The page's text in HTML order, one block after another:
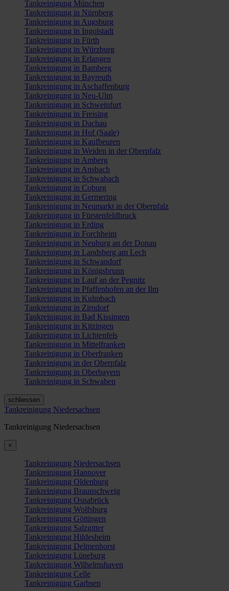
Tankreinigung München
Tankreinigung in Nürnberg
Tankreinigung in Augsburg
Tankreinigung in Ingolstadt
Tankreinigung in Fürth
Tankreinigung in Würzburg
Tankreinigung in Erlangen
Tankreinigung in Bamberg
Tankreinigung in Bayreuth
Tankreinigung in Aschaffenburg
Tankreinigung in Neu-Ulm
Tankreinigung in Schweinfurt
Tankreinigung in Freising
Tankreinigung in Dachau
Tankreinigung in Hof (Saale)
Tankreinigung in Kaufbeuren
Tankreinigung in Weiden in der Oberpfalz
Tankreinigung in Amberg
Tankreinigung in Ansbach
Tankreinigung in Schwabach
Tankreinigung in Coburg
Tankreinigung in Germering
Tankreinigung in Neumarkt in der Oberpfalz
Tankreinigung in Fürstenfeldbruck
Tankreinigung in Erding
Tankreinigung in Forchheim
Tankreinigung in Neuburg an der Donau
Tankreinigung in Landsberg am Lech
Tankreinigung in Schwandorf
Tankreinigung in Königsbrunn
Tankreinigung in Lauf an der Pegnitz
Tankreinigung in Pfaffenhofen an der Ilm
Tankreinigung in Kulmbach
Tankreinigung in Zirndorf
Tankreinigung in Bad Kissingen
Tankreinigung in Kitzingen
Tankreinigung in Lichtenfels
Tankreinigung in Mittelfranken
Tankreinigung in Oberfranken
Tankreinigung in der Oberpfalz
Tankreinigung in Oberbayern
Tankreinigung in Schwaben
schliessen
Tankreinigung Niedersachsen
Tankreinigung Niedersachsen
×
Tankreinigung Niedersachsen
Tankreinigung Hannover
Tankreinigung Oldenburg
Tankreinigung Braunschweig
Tankreinigung Osnabrück
Tankreinigung Wolfsburg
Tankreinigung Göttingen
Tankreinigung Salzgitter
Tankreinigung Hildesheim
Tankreinigung Delmenhorst
Tankreinigung Lüneburg
Tankreinigung Wilhelmshaven
Tankreinigung Celle
Tankreinigung Garbsen